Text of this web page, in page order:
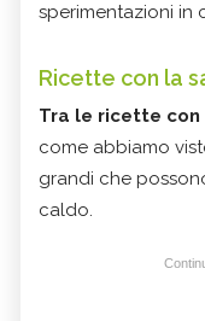
sperimentazioni in
Ricette con la
Tra le ricette
come abbiamo
grandi che
caldo.